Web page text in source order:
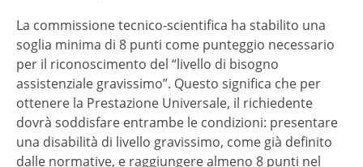
La commissione tecnico-scientifica ha stabilito una
soglia minima di 8 punti come punteggio necessario
per il riconoscimento del “livello di bisogno
assistenziale gravissimo”. Questo significa che per
ottenere la Prestazione Universale, il richiedente
dovrà soddisfare entrambe le condizioni: presentare
una disabilità di livello gravissimo, come già definito
dalle normative, e raggiungere almeno 8 punti nel